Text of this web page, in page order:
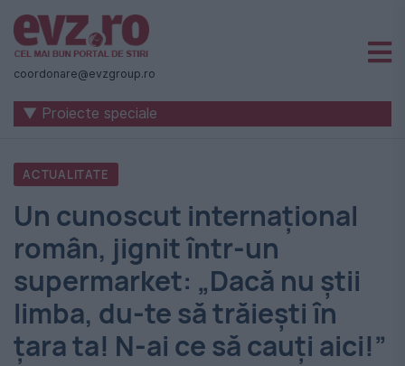
Știri
naționale
internaționale
România
-
Evenimentul
Zilei
coordonare@evzgroup.ro
▼ Proiecte speciale
ACTUALITATE
Un cunoscut internațional
român, jignit într-un
supermarket: „Dacă nu știi
limba, du-te să trăiești în
țara ta! N-ai ce să cauți aici!”